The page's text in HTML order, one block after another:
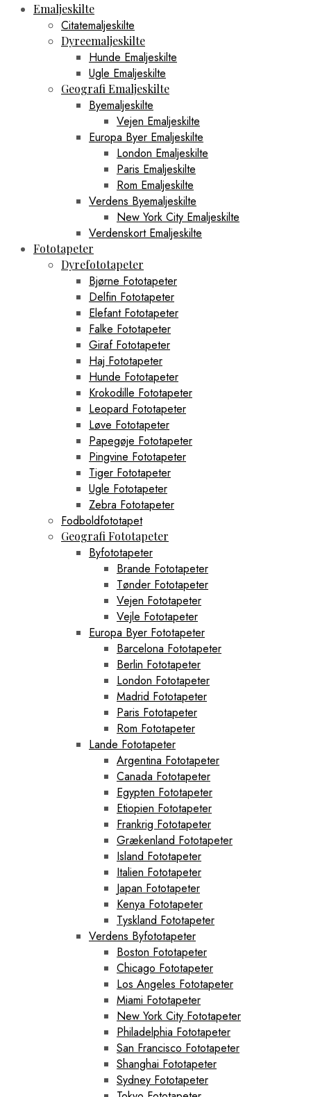
Emaljeskilte
Citatemaljeskilte
Dyreemaljeskilte
Hunde Emaljeskilte
Ugle Emaljeskilte
Geografi Emaljeskilte
Byemaljeskilte
Vejen Emaljeskilte
Europa Byer Emaljeskilte
London Emaljeskilte
Paris Emaljeskilte
Rom Emaljeskilte
Verdens Byemaljeskilte
New York City Emaljeskilte
Verdenskort Emaljeskilte
Fototapeter
Dyrefototapeter
Bjørne Fototapeter
Delfin Fototapeter
Elefant Fototapeter
Falke Fototapeter
Giraf Fototapeter
Haj Fototapeter
Hunde Fototapeter
Krokodille Fototapeter
Leopard Fototapeter
Løve Fototapeter
Papegøje Fototapeter
Pingvine Fototapeter
Tiger Fototapeter
Ugle Fototapeter
Zebra Fototapeter
Fodboldfototapet
Geografi Fototapeter
Byfototapeter
Brande Fototapeter
Tønder Fototapeter
Vejen Fototapeter
Vejle Fototapeter
Europa Byer Fototapeter
Barcelona Fototapeter
Berlin Fototapeter
London Fototapeter
Madrid Fototapeter
Paris Fototapeter
Rom Fototapeter
Lande Fototapeter
Argentina Fototapeter
Canada Fototapeter
Egypten Fototapeter
Etiopien Fototapeter
Frankrig Fototapeter
Grækenland Fototapeter
Island Fototapeter
Italien Fototapeter
Japan Fototapeter
Kenya Fototapeter
Tyskland Fototapeter
Verdens Byfototapeter
Boston Fototapeter
Chicago Fototapeter
Los Angeles Fototapeter
Miami Fototapeter
New York City Fototapeter
Philadelphia Fototapeter
San Francisco Fototapeter
Shanghai Fototapeter
Sydney Fototapeter